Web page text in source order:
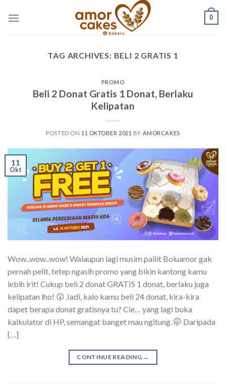
0
TAG ARCHIVES: BELI 2 GRATIS 1
PROMO
Beli 2 Donat Gratis 1 Donat, Berlaku
Kelipatan
POSTED ON 11 OKTOBER 2021 BY AMORCAKES
11
Okt
Wow..wow..wow! Walaupun lagi musim pailit Boluamor gak
pernah pelit, tetep ngasih promo yang bikin kantong kamu
lebih irit! Cukup beli 2 donat GRATIS 1 donat, berlaku juga
kelipatan lho! 😲 Jadi, kalo kamu beli 24 donat, kira-kira
dapet berapa donat gratisnya tu? Cie… yang lagi buka
kalkulator di HP, semangat banget mau ngitung. 🤭 Daripada
[…]
CONTINUE READING →